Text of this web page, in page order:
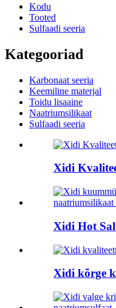
Kodu
Tooted
Sulfaadi seeria
Kategooriad
Karbonaat seeria
Keemiline materjal
Toidu lisaaine
Naatriumsilikaat
Sulfaadi seeria
Xidi
Xidi Hot
Xidi kõrge